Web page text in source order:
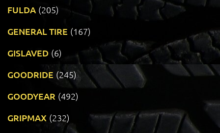
FULDA (205)
GENERAL TIRE (167)
GISLAVED (6)
GOODRIDE (245)
GOODYEAR (492)
GRIPMAX (232)